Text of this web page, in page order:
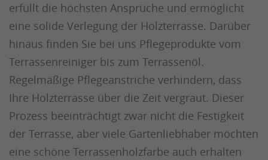
erfüllt die höchsten Ansprüche und ermöglicht
eine solide Verlegung der Holzterrasse. Darüber
hinaus finden Sie bei uns Pflegeprodukte vom
Terrassenreiniger bis zum Terrassenöl.
Regelmäßige Pflegeanstriche verhindern, dass
Ihre Holzterrasse über die Zeit vergraut. Dieser
Prozess beeinträchtigt zwar nicht die Festigkeit
der Terrasse, aber viele Gartenliebhaber möchten
eine schöne Terrassenholzfarbe auch erhalten